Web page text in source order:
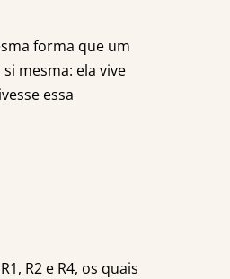
forma que um
mesma: ela vive
essa
R2 e R4, os quais